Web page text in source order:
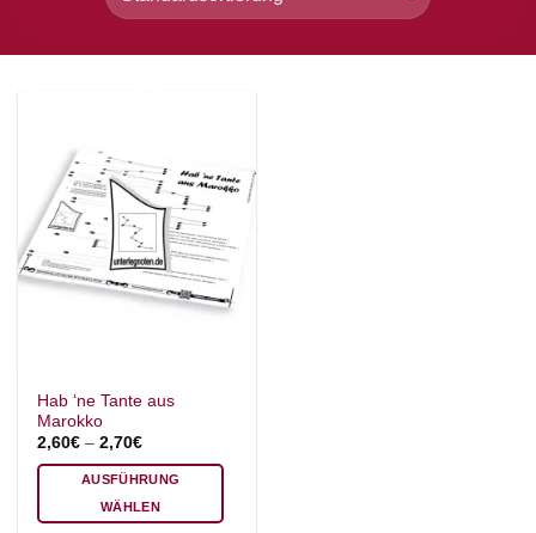
Hab ‘ne Tante aus
Marokko
2,60€ –2,70€
AUSFÜHRUNG
WÄHLEN